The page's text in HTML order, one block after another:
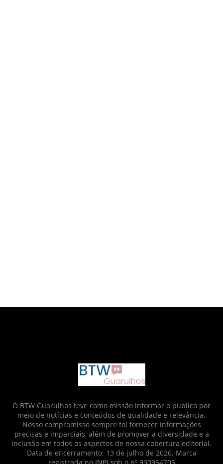
O BTW Guarulhos teve como missão informar o público por
meio de notícias e conteúdos de qualidade e relevância.
Nosso compromisso sempre foi fornecer informações
precisas e imparciais, além de promover a diversidade e a
inclusão em todos os aspectos de nossa cobertura editorial.
Data de encerramento: 13 de julho de 2026. Marca